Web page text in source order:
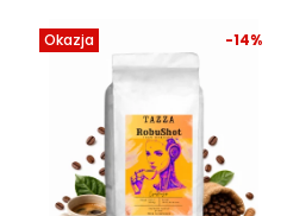
Okazja -14%